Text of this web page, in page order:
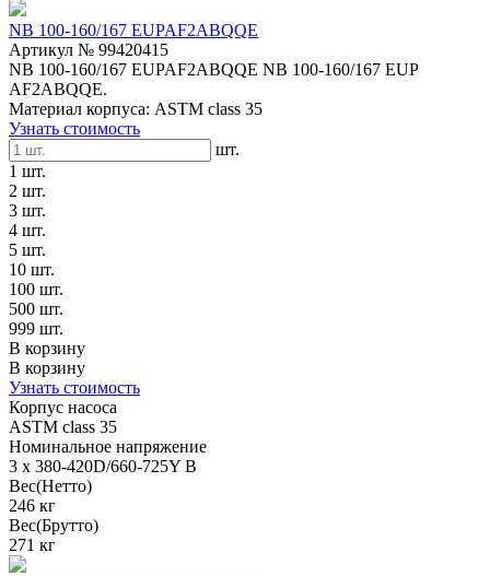
NB 100-160/167 EUPAF2ABQQE
Артикул № 99420415
NB 100-160/167 EUPAF2ABQQE NB 100-160/167 EUP
AF2ABQQE.
Материал корпуса: ASTM class 35
Узнать стоимость
шт.
1 шт.
2 шт.
3 шт.
4 шт.
5 шт.
10 шт.
100 шт.
500 шт.
999 шт.
В корзину
В корзину
Узнать стоимость
Корпус насоса
ASTM class 35
Номинальное напряжение
3 x 380-420D/660-725Y В
Вес(Нетто)
246 кг
Вес(Брутто)
271 кг